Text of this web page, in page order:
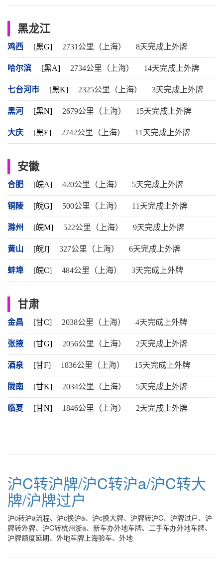
黑龙江
鸡西 [黑G] 2731公里（上海） 8天完成上外牌
哈尔滨 [黑A] 2734公里（上海） 14天完成上外牌
七台河市 [黑K] 2325公里（上海） 3天完成上外牌
黑河 [黑N] 2679公里（上海） 15天完成上外牌
大庆 [黑E] 2742公里（上海） 11天完成上外牌
安徽
合肥 [皖A] 420公里（上海） 5天完成上外牌
铜陵 [皖G] 500公里（上海） 11天完成上外牌
滁州 [皖M] 522公里（上海） 9天完成上外牌
黄山 [皖J] 327公里（上海） 6天完成上外牌
蚌埠 [皖C] 484公里（上海） 3天完成上外牌
甘肃
金昌 [甘C] 2038公里（上海） 4天完成上外牌
张掖 [甘G] 2056公里（上海） 2天完成上外牌
酒泉 [甘F] 1836公里（上海） 15天完成上外牌
陇南 [甘K] 2034公里（上海） 5天完成上外牌
临夏 [甘N] 1846公里（上海） 2天完成上外牌
沪C转沪牌/沪C转沪a/沪C转大
牌/沪牌过户
沪c转沪a流程、沪c换沪a、沪c换大牌、沪牌转沪C、沪牌过户、沪
牌转外牌、沪C转杭州浙a、新车办外地车牌、二手车办外地车牌、
沪牌额度延期、外地车牌上海验车、外地